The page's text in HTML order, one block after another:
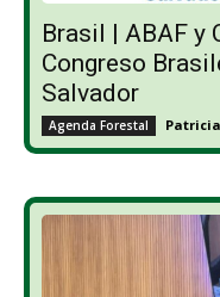
Brasil | ABAF y
Congreso
Salvador
Agenda Forestal